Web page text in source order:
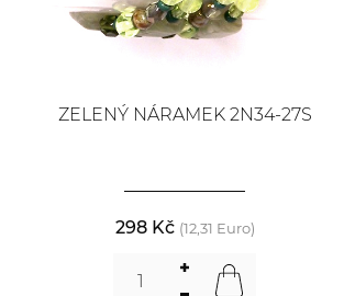
ZELENÝ NÁRAMEK 2N34-27S
298 Kč (12,31 Euro)